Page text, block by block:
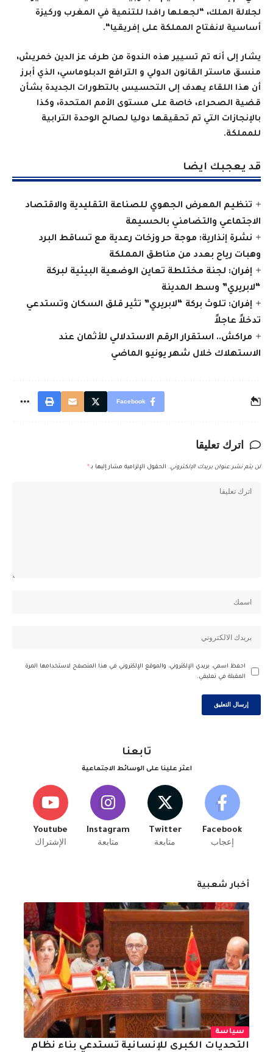
لجلالة الملك، “لجعلها رافدا للتنمية في المغرب وركيزة
أساسية لانفتاح المملكة على إفريقيا“.
يشار إلى أنه تم تسيير هذه الندوة من طرف عز الدين خمريش،
منسق ماستر القانون الدولي و الترافع الدبلوماسي، الذي أبرز
أن هذا اللقاء يهدف إلى التحسيس بالتطورات الجديدة بشأن
قضية الصحراء، خاصة على مستوى الأمم المتحدة، وكذا
بالإنجازات التي تم تحقيقها دوليا لصالح الوحدة الترابية
للمملكة.
قد يعجبك ايضا
تنظيم المعرض الجهوي للصناعة التقليدية والاقتصاد
الاجتماعي والتضامني بالحسيمة
نشرة إنذارية: موجة حر وزخات رعدية مع تساقط البرد
وهبات رياح بعدد من مناطق المملكة
إفران: لجنة مختلطة تعاين الوضعية البيئية لبركة
“لابريري” وسط المدينة
إفران: تلوث بركة “لابريري” تثير قلق السكان وتستدعي
تدخلاً عاجلاً
مراكش.. استقرار الرقم الاستدلالي للأثمان عند
الاستهلاك خلال شهر يونيو الماضي
Facebook
اترك تعليقا
لن يتم نشر عنوان بريدك الإلكتروني. الحقول الإلزامية مشار إليها بـ *
احفظ اسمي، بريدي الإلكتروني، والموقع الإلكتروني في هذا المتصفح لاستخدامها المرة
المقبلة في تعليقي.
تابعنا
اعثر علينا على الوسائط الاجتماعية
Facebook
إعجاب
Twitter
متابعة
Instagram
متابعة
Youtube
الإشتراك
أخبار شعبية
سياسة
التحديات الكبرى للإنسانية تستدعي بناء نظام